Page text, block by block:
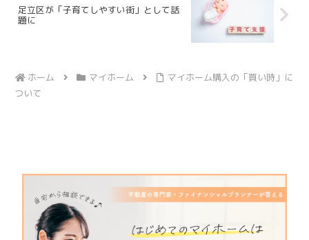
足立区が「子育てしやすい街」として話
題に
ホーム マイホーム
マイホーム購入の「買い時」に
ついて